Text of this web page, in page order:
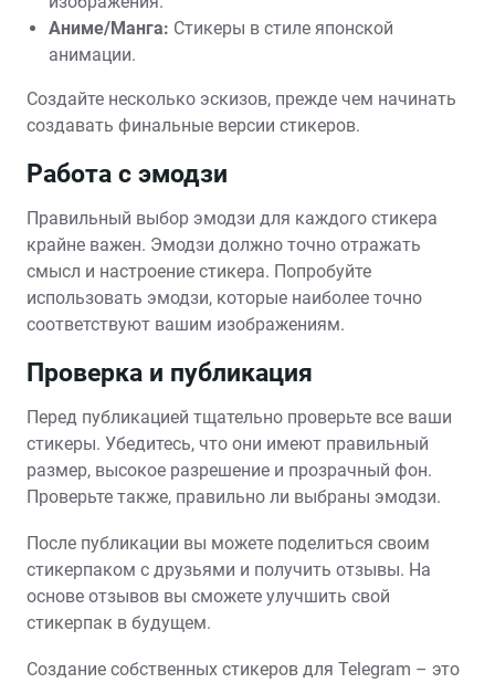
Аниме/Манга: Стикеры в стиле японской
анимации.
Создайте несколько эскизов, прежде чем начинать
создавать финальные версии стикеров.
Работа с эмодзи
Правильный выбор эмодзи для каждого стикера
крайне важен. Эмодзи должно точно отражать
смысл и настроение стикера. Попробуйте
использовать эмодзи, которые наиболее точно
соответствуют вашим изображениям.
Проверка и публикация
Перед публикацией тщательно проверьте все ваши
стикеры. Убедитесь, что они имеют правильный
размер, высокое разрешение и прозрачный фон.
Проверьте также, правильно ли выбраны эмодзи.
После публикации вы можете поделиться своим
стикерпаком с друзьями и получить отзывы. На
основе отзывов вы сможете улучшить свой
стикерпак в будущем.
Создание собственных стикеров для Telegram – это